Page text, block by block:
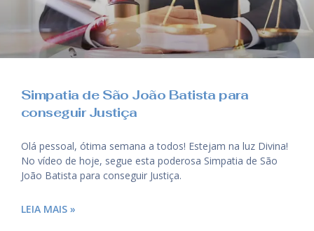
Simpatia de São João Batista para
conseguir Justiça
Olá pessoal, ótima semana a todos! Estejam na luz Divina!
No vídeo de hoje, segue esta poderosa Simpatia de São
João Batista para conseguir Justiça.
LEIA MAIS »